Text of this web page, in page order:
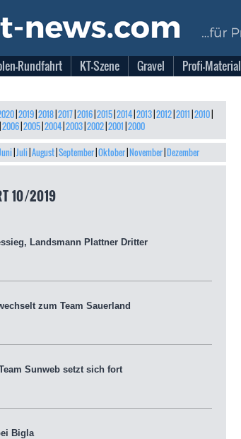
Rundfahrt KT-Szene Gravel Profi-Material
| 2019| 2018| 2017| 2016| 2015| 2014| 2013| 2012| 2011 2010|
2006| 2005| 2004| 2003| 2002| 2001 2000
Juli August September Oktober November Dezember
10/2019
Landsmann Plattner Dritter
zum Team Sauerland
Sunweb setzt sich fort
Bigla